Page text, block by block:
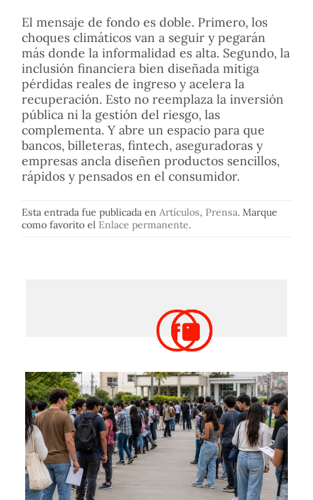
El mensaje de fondo es doble. Primero, los
choques climáticos van a seguir y pegarán
más donde la informalidad es alta. Segundo, la
inclusión financiera bien diseñada mitiga
pérdidas reales de ingreso y acelera la
recuperación. Esto no reemplaza la inversión
pública ni la gestión del riesgo, las
complementa. Y abre un espacio para que
bancos, billeteras, fintech, aseguradoras y
empresas ancla diseñen productos sencillos,
rápidos y pensados en el consumidor.
Esta entrada fue publicada en Artículos, Prensa. Marque
como favorito el Enlace permanente.